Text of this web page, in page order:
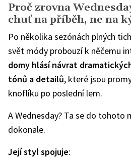
Proč zrovna
chuť na příběh, ne na
Po několika sezónách plných
svět módy probouzí k něčemu
domy hlásí návrat
tónů a detailů, které jsou
knoflíku po poslední lem.
A Wednesday? Ta se do
dokonale.
Její styl spojuje: